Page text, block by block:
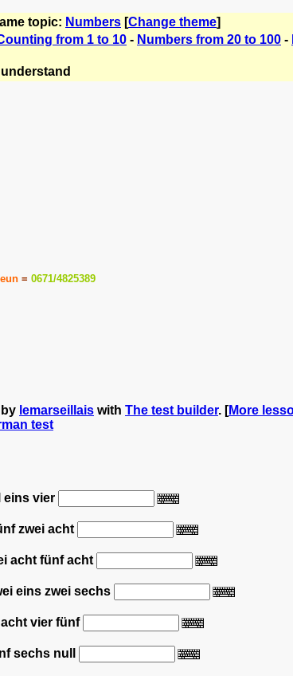
topic: Numbers [Change theme]
from 1 to 10 - Numbers from 20 to 100 -
= 0671/4825389
lemarseillais with The test builder. [More
test
eins vier
zwei acht
acht fünf acht
eins zwei sechs
vier fünf
sechs null